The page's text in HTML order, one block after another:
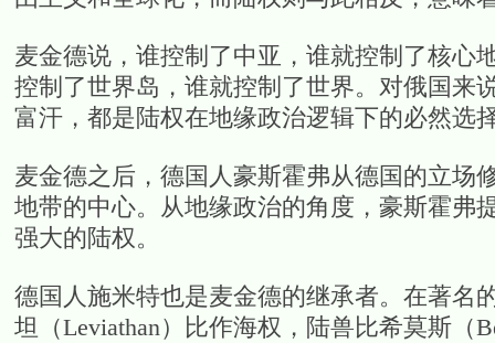
麦金德说，谁控制了中亚，谁就控制了核心
控制了世界岛，谁就控制了世界。对俄国来
富汗，都是陆权在地缘政治逻辑下的必然选
麦金德之后，德国人豪斯霍弗从德国的立场
地带的中心。从地缘政治的角度，豪斯霍弗
强大的陆权。
德国人施米特也是麦金德的继承者。在著名
坦（Leviathan）比作海权，陆兽比希莫斯（